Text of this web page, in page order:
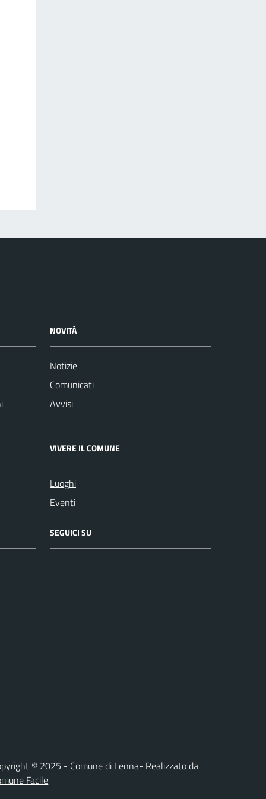
NOVITÀ
Notizie
Comunicati
Avvisi
VIVERE IL COMUNE
Luoghi
Eventi
SEGUICI SU
© 2025 - Comune di Lenna- Realizzato da
Facile